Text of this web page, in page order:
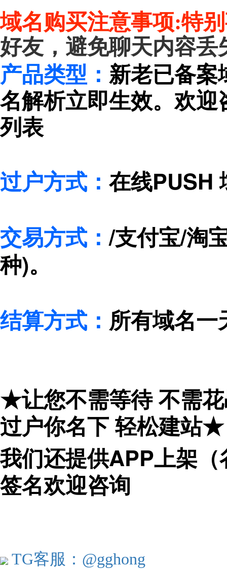
域名购买注意事项:特
好友，避免聊天内容丢
产品类型： 新老已备案
名解析立即生效。欢
列表
过户方式： 在线PUSH
交易方式：/支付宝/淘
种)。
结算方式： 所有域名
★让您不需等待 不需
过户你名下 轻松建站★
我们还提供APP上架
签名欢迎咨询
TG客服：@gghong